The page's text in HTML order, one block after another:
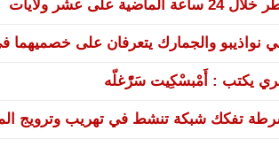
على عشر ولايات
نواذيبو والجمارك يتعرفان على خصميهما في
يكتب : أَمْبسْكِيت سَرّْغلّه
تفكك شبكة تنشط في تهريب وترويج